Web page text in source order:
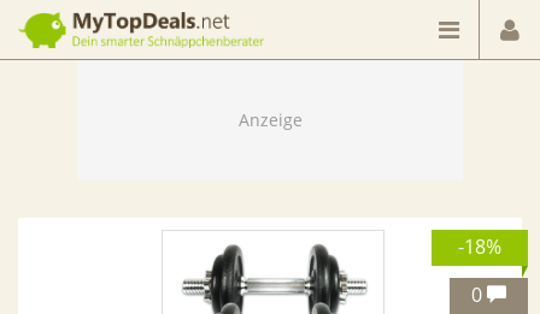
Dein smarter Schnäppchenberater
-18%
0